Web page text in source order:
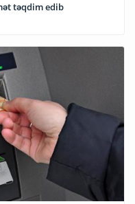
birgə yeni xidmət təqdim edib